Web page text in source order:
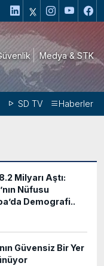
Medya & STK
SD TV Haberler
Milyarı Aştı:
Nüfusu
Demografi..
Güvensiz Bir Yer